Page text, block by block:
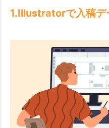
1.Illustratorで入稿デ